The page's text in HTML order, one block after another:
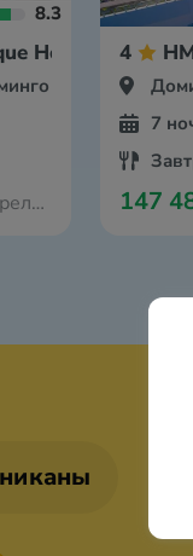
8.3
Hotel 4
7
147